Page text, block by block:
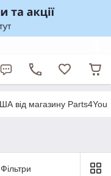
від магазину Parts4You
Фільтри